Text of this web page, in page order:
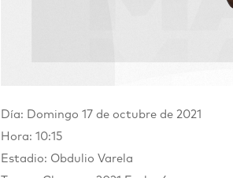
Día: Domingo 17 de octubre de 2021
Hora: 10:15
Estadio: Obdulio Varela